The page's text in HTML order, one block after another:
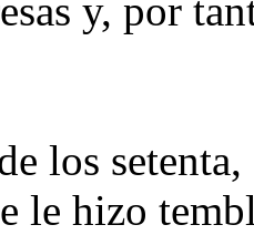
y, por
los
le hizo